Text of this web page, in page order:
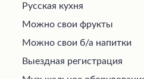
Русская кухня
Можно свои фрукты
Можно свои б/а напитки
Выездная регистрация